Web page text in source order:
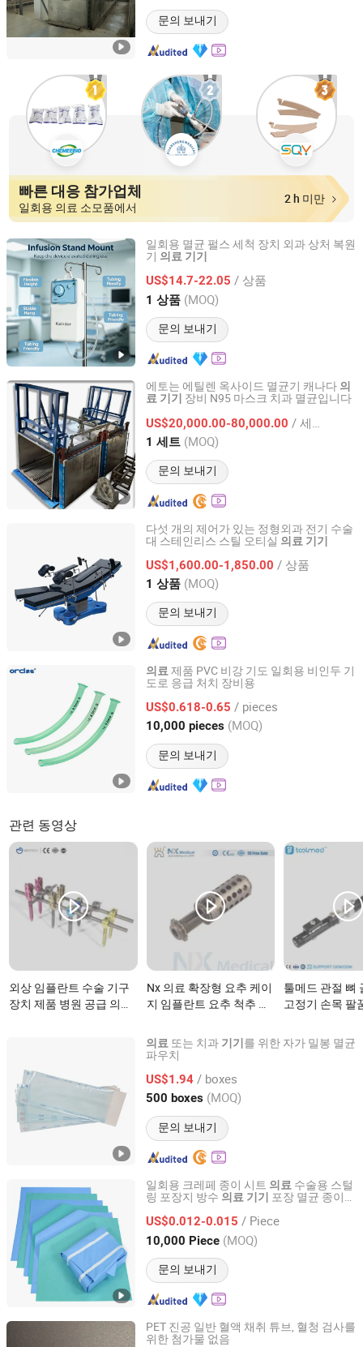
문의 보내기
빠른 대응 참가업체
일회용 의료 소모품에서
2 h 미만
일회용 멸균 펄스 세척 장치 외과 상처 복원
기 의료 기기
US$14.7-22.05 / 상품
1 상품 (MOQ)
문의 보내기
Guangdong Power on Mould Co., Ltd.
Guangdong, China 이후 2025
에토는 에틸렌 옥사이드 멸균기 캐나다 의
료 기기
장비 N95 마스크 치과 멸균입니다
US$20,000.00-80,000.00 / 세트
1 세트 (MOQ)
문의 보내기
Zhejiang Bocon Intelligent Equipment Co., Ltd.
Zhejiang, China 이후 2021
다섯 개의 제어가 있는 정형외과 전기 수술
대 스테인리스 스틸 오티실 의료 기기
US$1,600.00-1,850.00 / 상품
1 상품 (MOQ)
문의 보내기
Qufu Lekang Medical Technology Group Co., Ltd.
Shandong, China 이후 2024
의료 제품 PVC 비강 기도 일회용 비인두 기
도로 응급 처치 장비용
US$0.618-0.65 / pieces
10,000 pieces (MOQ)
문의 보내기
Guangzhou ORCL Medical Co.,LTD
Guangdong, China 이후 2024
관련 동영상
외상 임플란트 수술 기구
장치 제품 병원 공급 의료
Nx 의료 확장형 요추 케이
지 임플란트 요추 척추 고
템 간섭 융합 장치이(가)
무엇인가요?
툴메드 관절 뼈
고정기 손목 팔
기기이(가) 무
의료 또는 치과 기기 를 위한 자가 밀봉 멸균
파우치
US$1.94 / boxes
500 boxes (MOQ)
문의 보내기
Anqing Topeak Medical Co., Ltd.
Anhui, China 이후 2019
일회용 크레페 종이 시트 의료 수술용 스털
링 포장지 방수 의료 기기
포장 멸균 종이
US$0.012-0.015 / Piece
10,000 Piece (MOQ)
문의 보내기
HEFEI TELIJIE SANITARY MATERIAL CO., LTD.
Anhui, China 이후 2022
PET 진공 일반 혈액 채취 튜브, 혈청 검사를
위한 첨가물 없음